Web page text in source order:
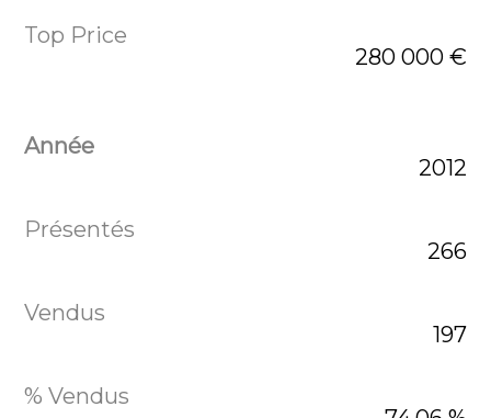
280 000 €
2012
266
197